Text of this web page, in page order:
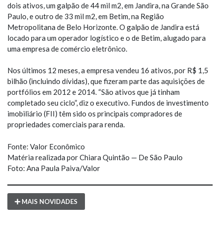
dois ativos, um galpão de 44 mil m2, em Jandira, na Grande São
Paulo, e outro de 33 mil m2, em Betim, na Região
Metropolitana de Belo Horizonte. O galpão de Jandira está
locado para um operador logístico e o de Betim, alugado para
uma empresa de comércio eletrônico.
Nos últimos 12 meses, a empresa vendeu 16 ativos, por R$ 1,5
bilhão (incluindo dívidas), que fizeram parte das aquisições de
portfólios em 2012 e 2014. “São ativos que já tinham
completado seu ciclo”, diz o executivo. Fundos de investimento
imobiliário (FII) têm sido os principais compradores de
propriedades comerciais para renda.
Fonte: Valor Econômico
Matéria realizada por Chiara Quintão — De São Paulo
Foto: Ana Paula Paiva/Valor
MAIS NOVIDADES